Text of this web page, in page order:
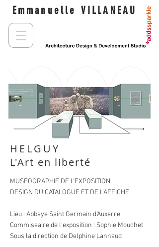
Emmanuelle VILLANEAU
HELGUY
L'Art en liberté
MUSÉOGRAPHIE DE L'EXPOSITION
DESIGN DU CATALOGUE ET DE L'AFFICHE
Lieu : Abbaye Saint Germain d'Auxerre
Commissaire de l'exposition : Sophie Mouchet
Sous la direction de Delphine Lannaud